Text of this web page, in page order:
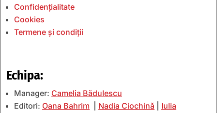
Confidențialitate
Cookies
Termene și condiții
Echipa:
Manager: Camelia Bădulescu
Editori: Oana Bahrim Nadia Ciochină
Iulia